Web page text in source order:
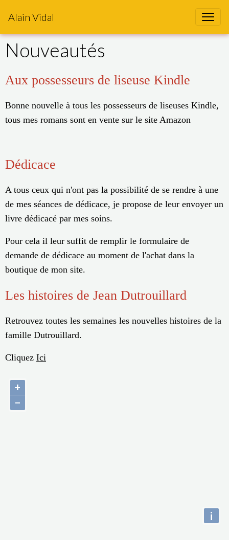
Alain Vidal
Nouveautés
Aux possesseurs de liseuse Kindle
Bonne nouvelle à tous les possesseurs de liseuses Kindle,
tous mes romans sont en vente sur le site Amazon
Dédicace
A tous ceux qui n'ont pas la possibilité de se rendre à une
de mes séances de dédicace, je propose de leur envoyer un
livre dédicacé par mes soins.
Pour cela il leur suffit de remplir le formulaire de
demande de dédicace au moment de l'achat dans la
boutique de mon site.
Les histoires de Jean Dutrouillard
Retrouvez toutes les semaines les nouvelles histoires de la
famille Dutrouillard.
Cliquez Ici
+
−
i